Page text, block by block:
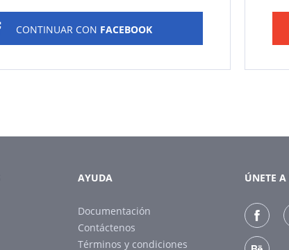
CONTINUAR CON FACEBOOK
AYUDA
Documentación
Contáctenos
Términos y condiciones
ÚNETE A